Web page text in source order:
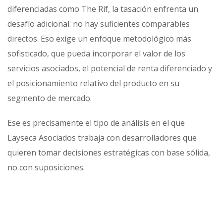
diferenciadas como The Rif, la tasación enfrenta un
desafío adicional: no hay suficientes comparables
directos. Eso exige un enfoque metodológico más
sofisticado, que pueda incorporar el valor de los
servicios asociados, el potencial de renta diferenciado y
el posicionamiento relativo del producto en su
segmento de mercado.
Ese es precisamente el tipo de análisis en el que
Layseca Asociados trabaja con desarrolladores que
quieren tomar decisiones estratégicas con base sólida,
no con suposiciones.